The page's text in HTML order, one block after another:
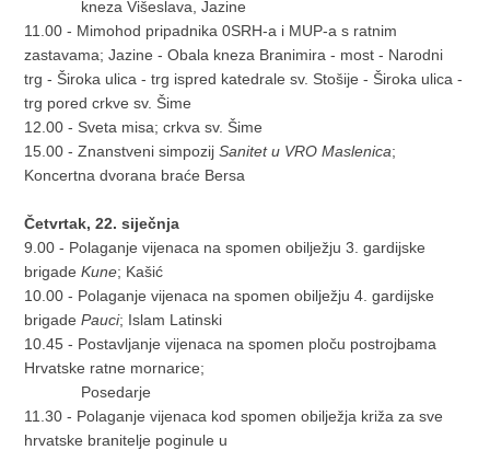
kneza Višeslava, Jazine
11.00 - Mimohod pripadnika 0SRH-a i MUP-a s ratnim
zastavama; Jazine - Obala kneza Branimira - most - Narodni
trg - Široka ulica - trg ispred katedrale sv. Stošije - Široka ulica -
trg pored crkve sv. Šime
12.00 - Sveta misa; crkva sv. Šime
15.00 - Znanstveni simpozijSanitet u VRO Maslenica;
Koncertna dvorana braće Bersa
Četvrtak, 22. siječnja
9.00 - Polaganje vijenaca na spomen obilježju 3. gardijske
brigadeKune; Kašić
10.00 - Polaganje vijenaca na spomen obilježju 4. gardijske
brigadePauci; Islam Latinski
10.45 - Postavljanje vijenaca na spomen ploču postrojbama
Hrvatske ratne mornarice;
Posedarje
11.30 - Polaganje vijenaca kod spomen obilježja križa za sve
hrvatske branitelje poginule u